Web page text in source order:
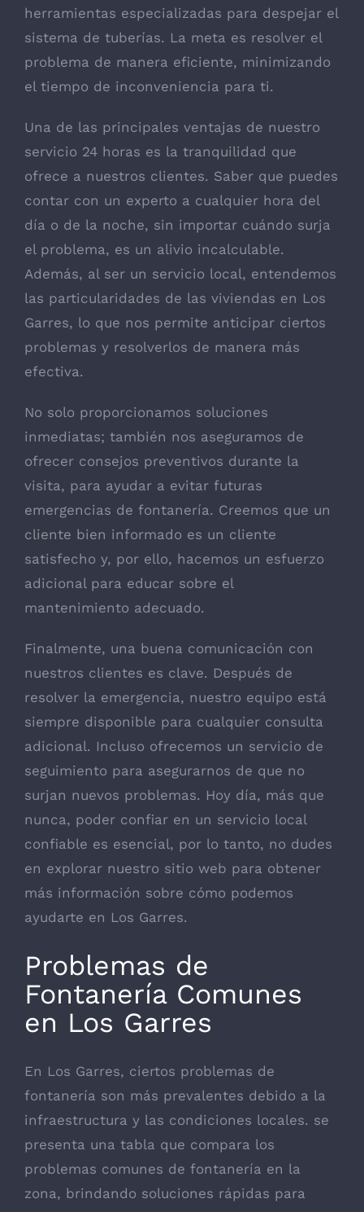
herramientas especializadas para despejar el
sistema de tuberías. La meta es resolver el
problema de manera eficiente, minimizando
el tiempo de inconveniencia para ti.
Una de las principales ventajas de nuestro
servicio 24 horas es la tranquilidad que
ofrece a nuestros clientes. Saber que puedes
contar con un experto a cualquier hora del
día o de la noche, sin importar cuándo surja
el problema, es un alivio incalculable.
Además, al ser un servicio local, entendemos
las particularidades de las viviendas en Los
Garres, lo que nos permite anticipar ciertos
problemas y resolverlos de manera más
efectiva.
No solo proporcionamos soluciones
inmediatas; también nos aseguramos de
ofrecer consejos preventivos durante la
visita, para ayudar a evitar futuras
emergencias de fontanería. Creemos que un
cliente bien informado es un cliente
satisfecho y, por ello, hacemos un esfuerzo
adicional para educar sobre el
mantenimiento adecuado.
Finalmente, una buena comunicación con
nuestros clientes es clave. Después de
resolver la emergencia, nuestro equipo está
siempre disponible para cualquier consulta
adicional. Incluso ofrecemos un servicio de
seguimiento para asegurarnos de que no
surjan nuevos problemas. Hoy día, más que
nunca, poder confiar en un servicio local
confiable es esencial, por lo tanto, no dudes
en explorar nuestro sitio web para obtener
más información sobre cómo podemos
ayudarte en Los Garres.
Problemas de
Fontanería Comunes
en Los Garres
En Los Garres, ciertos problemas de
fontanería son más prevalentes debido a la
infraestructura y las condiciones locales. se
presenta una tabla que compara los
problemas comunes de fontanería en la
zona, brindando soluciones rápidas para